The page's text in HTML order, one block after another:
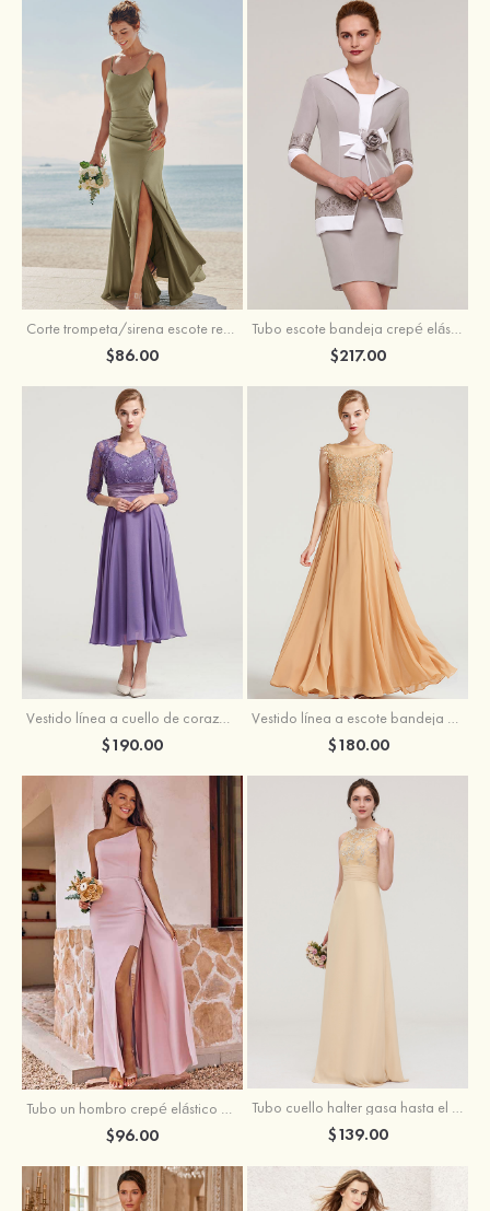
Corte trompeta/sirena escote redondo sin mangas hasta el suelo satén elástico vestido de dama de honor
$86.00
Tubo escote bandeja crepé elástico corto/mini vestido de madrina
$217.00
Vestido línea a cuello de corazón gasa hasta la tibia vestido de madrina
$190.00
Vestido línea a escote bandeja gasa hasta el suelo vestido de madrina
$180.00
Tubo un hombro crepé elástico hasta el suelo vestido de dama de honor
$96.00
Tubo cuello halter gasa hasta el suelo vestido de dama de honor
$139.00